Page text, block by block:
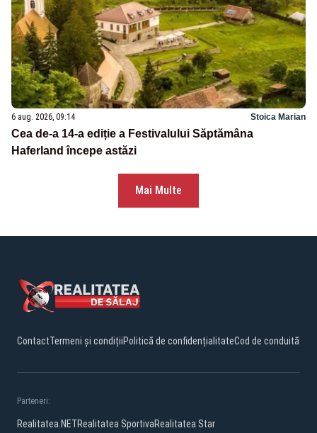
6 aug. 2026, 09:14 Stoica Marian
Cea de-a 14-a ediție a Festivalului Săptămâna
Haferland începe astăzi
Mai Multe
ContactTermeni și condițiiPolitică de confidențialitateCod de conduită
Parteneri:
Realitatea.NETRealitatea SportivaRealitatea Star